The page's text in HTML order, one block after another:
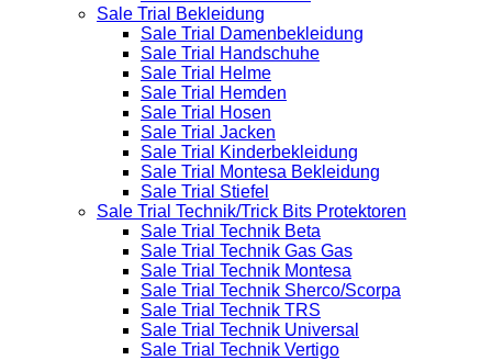
Sale Trial Bekleidung
Sale Trial Damenbekleidung
Sale Trial Handschuhe
Sale Trial Helme
Sale Trial Hemden
Sale Trial Hosen
Sale Trial Jacken
Sale Trial Kinderbekleidung
Sale Trial Montesa Bekleidung
Sale Trial Stiefel
Sale Trial Technik/Trick Bits Protektoren
Sale Trial Technik Beta
Sale Trial Technik Gas Gas
Sale Trial Technik Montesa
Sale Trial Technik Sherco/Scorpa
Sale Trial Technik TRS
Sale Trial Technik Universal
Sale Trial Technik Vertigo